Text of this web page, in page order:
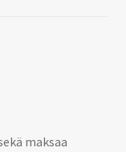
maksaa